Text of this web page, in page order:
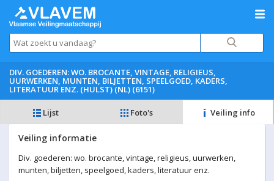
DIV. GOEDEREN: WO. BROCANTE, VINTAGE, RELIGIEUS,
UURWERKEN, MUNTEN, BILJETTEN, SPEELGOED, KADERS,
LITERATUUR ENZ. (HULST) (NL) (6151)
Lijst Foto's Veiling info
Veiling informatie
Div. goederen: wo. brocante, vintage, religieus, uurwerken,
munten, biljetten, speelgoed, kaders, literatuur enz.